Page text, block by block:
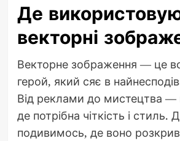
Де
векторні
Векторне зображення — це
герой, який сяє в
Від реклами до мистецтва —
де потрібна чіткість і стиль.
подивимось, де воно